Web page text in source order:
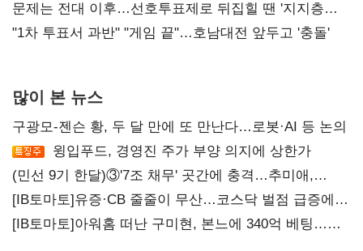
4만278명
문제는 전대 이후…선호투표제로 뒤집힐 땐 '지지층
불복'
"1차 투표서 과반" "게임 끝"…호남대전 앞두고 '충돌'
많이 본 뉴스
구광모-젠슨 황, 두 달 만에 또 만난다…로봇·AI 등 논의
윙입푸드, 경영진 주가 부양 의지에 상한가
(민선 9기 한달)③'7조 채무' 곳간에 충격…추미애,
20년만에 '비상재정' 선언 승부수
[IB토마토]유증·CB 줄줄이 무산…코스닥 벌점 급증에
상폐 압박
[IB토마토]아워홈 떠난 구미현, 본느에 340억 베팅…